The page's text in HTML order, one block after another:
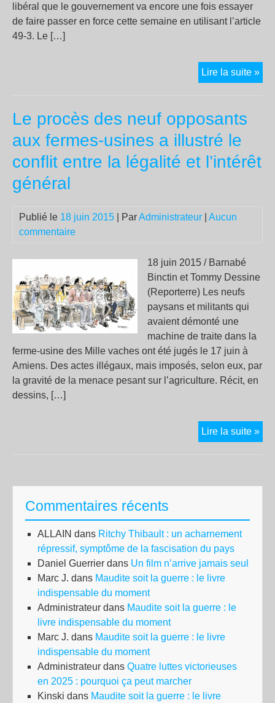
libéral que le gouvernement va encore une fois essayer
de faire passer en force cette semaine en utilisant l’article
49-3. Le […]
Lire la suite »
la
de
Le procès des neuf opposants
aux fermes-usines a illustré le
conflit entre la légalité et l’intérêt
général
Publié le 18 juin 2015 | ParAdministrateur
Aucun
commentaire
18 juin 2015 / Barnabé
Binctin et Tommy Dessine
(Reporterre) Les neufs
paysans et militants qui
avaient démonté une
machine de traite dans la
ferme-usine des Mille vaches ont été jugés le 17 juin à
Amiens. Des actes illégaux, mais imposés, selon eux, par
la gravité de la menace pesant sur l’agriculture. Récit, en
dessins, […]
Lire la suite »Le
Commentaires récents
ALLAIN dans Ritchy Thibault : un acharnement
répressif, symptôme de la fascisation du pays
Daniel Guerrier dans Un film n’arrive jamais seul
Marc J. dans Maudite soit la guerre : le livre
indispensable du moment
Administrateur dans Maudite soit la guerre : le
livre indispensable du moment
Marc J. dans Maudite soit la guerre : le livre
indispensable du moment
Administrateur dans Quatre luttes victorieuses
en 2025 : pourquoi ça peut marcher
Kinski dans Maudite soit la guerre : le livre